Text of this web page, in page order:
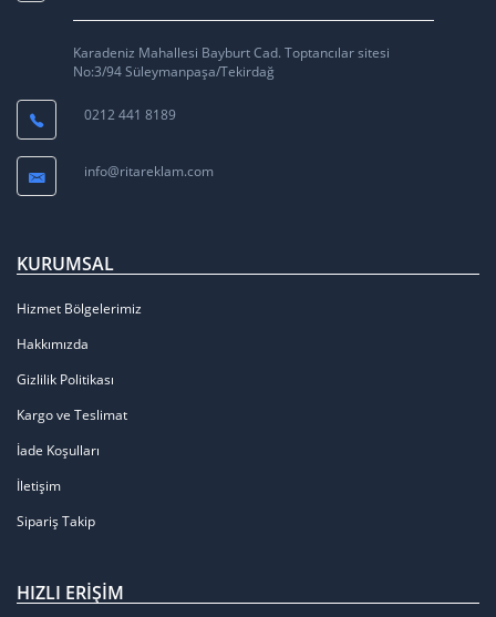
Karadeniz Mahallesi Bayburt Cad. Toptancılar sitesi
No:3/94 Süleymanpaşa/Tekirdağ
0212 441 8189
info@ritareklam.com
KURUMSAL
Hizmet Bölgelerimiz
Hakkımızda
Gizlilik Politikası
Kargo ve Teslimat
İade Koşulları
İletişim
Sipariş Takip
HIZLI ERIŞIM